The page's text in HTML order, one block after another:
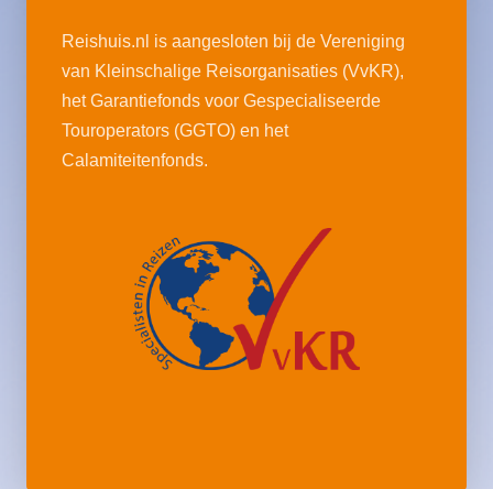
Reishuis.nl is aangesloten bij de Vereniging
van Kleinschalige Reisorganisaties (VvKR),
het Garantiefonds voor Gespecialiseerde
Touroperators (GGTO) en het
Calamiteitenfonds.